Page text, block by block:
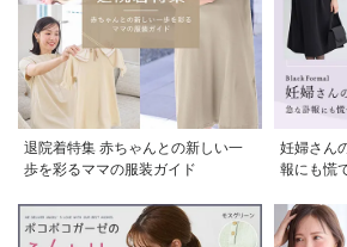
退院着特集 赤ちゃんとの新しい一
歩を彩るママの服装ガイド
妊婦さん
報にも慌